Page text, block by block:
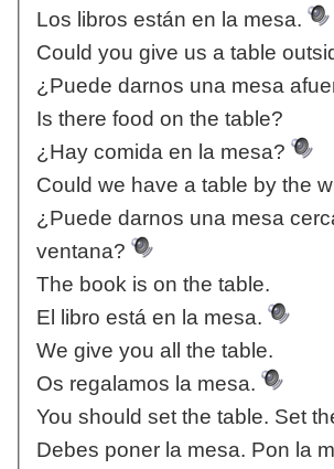
Los libros están en la mesa.
Could you give us a table
¿Puede darnos una mesa
Is there food on the table?
¿Hay comida en la mesa?
Could we have a table by the
¿Puede darnos una mesa
ventana?
The book is on the table.
El libro está en la mesa.
We give you all the table.
Os regalamos la mesa.
You should set the table. Set
Debes poner la mesa. Pon la